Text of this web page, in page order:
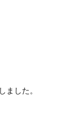
ました。